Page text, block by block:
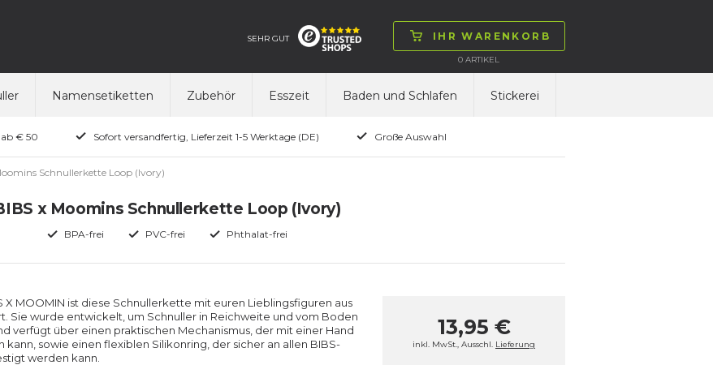
IHR WARENKORB
0ARTIKEL
SEHR GUT
Namensetiketten Zubehör Esszeit Baden und Schlafen Stickerei
ab € 50 Sofort versandfertig, Lieferzeit 1-5 Werktage (DE) Große Auswahl
Schnullerkette Loop (Ivory)
x Moomins Schnullerkette Loop (Ivory)
BPA-frei PVC-frei Phthalat-frei
X MOOMIN ist diese Schnullerkette mit euren Lieblingsfiguren aus
Sie wurde entwickelt, um Schnuller in Reichweite und vom Boden
verfügt über einen praktischen Mechanismus, der mit einer Hand
sowie einen flexiblen Silikonring, der sicher an allen BIBS-
werden kann.
13,95 €
inkl. MwSt., Ausschl. Lieferung